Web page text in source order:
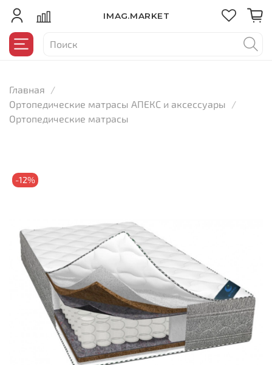
IMAG.MARKET
Главная
Ортопедические матрасы АПЕКС и аксессуары
Ортопедические матрасы
-12%